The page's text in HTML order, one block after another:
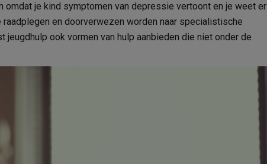
je kind symptomen van depressie vertoont en je weet er
en doorverwezen worden naar specialistische
jeugdhulp ook vormen van hulp aanbieden die niet onder de